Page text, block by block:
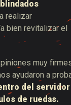
realizar
bien revitalizar el
muy
ayudaron a
del servidor
de ruedas.